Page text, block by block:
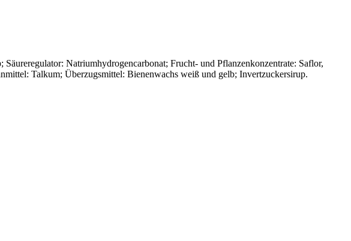
Natriumhydrogencarbonat; Frucht- und Pflanzenkonzentrate: Saflor,
Talkum; Überzugsmittel: Bienenwachs weiß und gelb; Invertzuckersirup.